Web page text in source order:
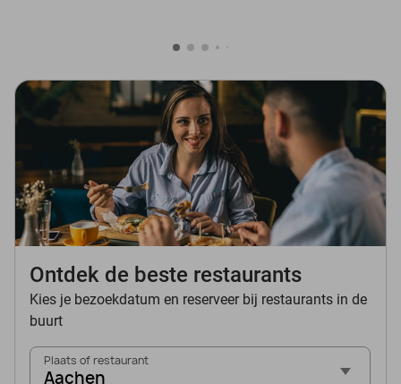
Ontdek de beste restaurants
Kies je bezoekdatum en reserveer bij restaurants in de
buurt
Plaats of restaurant
Aachen